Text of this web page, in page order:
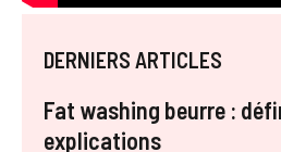
DERNIERS ARTICLES
Fat washing beurre :
explications